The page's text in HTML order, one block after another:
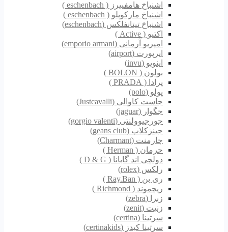
اشنباخ هامفییرز ( eschenbach )
اشنباخ مارکوپلو ( eschenbach )
اشنباخ تیتانفلکس (eschenbach)
اکتیو ( Active )
امپریو آرمانی (emporio armani)
ایرپورت (airport)
اینویو (invu)
بولون ( BOLON )
پرادا ( PRADA )
پولو (polo)
جاست کاوالی (Justcavalli)
جگوار (jaguar)
جورجیوولنتی (gorgio valenti)
جینزکلاب (geans club)
چارمنت (Charmant)
حرمان ( Herman )
دولچی اند گابانا ( D & G )
رلکس (rolex)
ری بن ( Ray.Ban )
ریچموند ( Richmond )
زبرا (zebra)
زنیت (zenit)
سرتینا (certina)
سرتینا کیدز (certinakids)